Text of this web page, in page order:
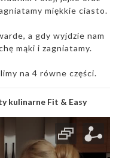
miękkie ciasto.
a gdy wyjdzie nam
mąki i zagniatamy.
na 4 równe części.
kulinarne Fit & Easy